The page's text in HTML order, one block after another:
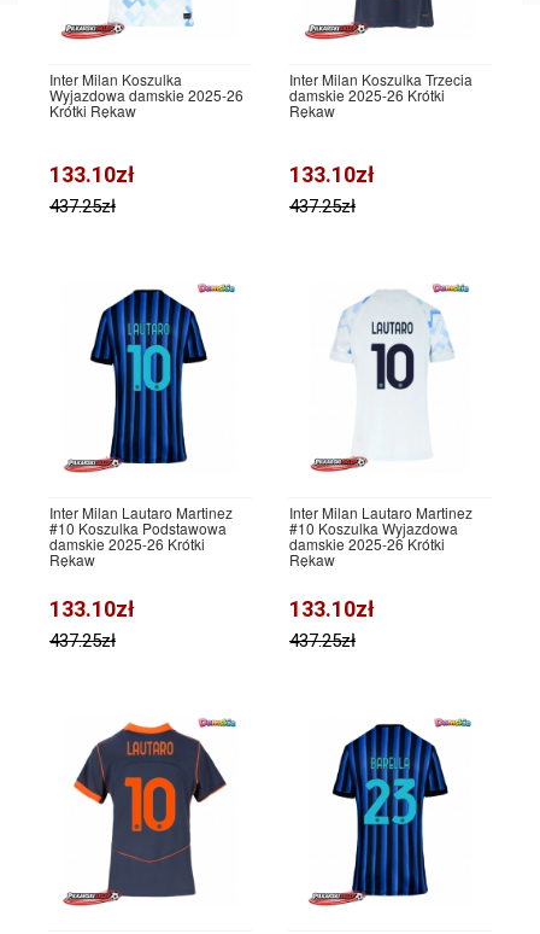
Inter Milan Koszulka
Wyjazdowa damskie 2025-26
Krótki Rękaw
133.10zł
437.25zł
Inter Milan Koszulka Trzecia
damskie 2025-26 Krótki
Rękaw
133.10zł
437.25zł
Inter Milan Lautaro Martinez
#10 Koszulka Podstawowa
damskie 2025-26 Krótki
Rękaw
133.10zł
437.25zł
Inter Milan Lautaro Martinez
#10 Koszulka Wyjazdowa
damskie 2025-26 Krótki
Rękaw
133.10zł
437.25zł